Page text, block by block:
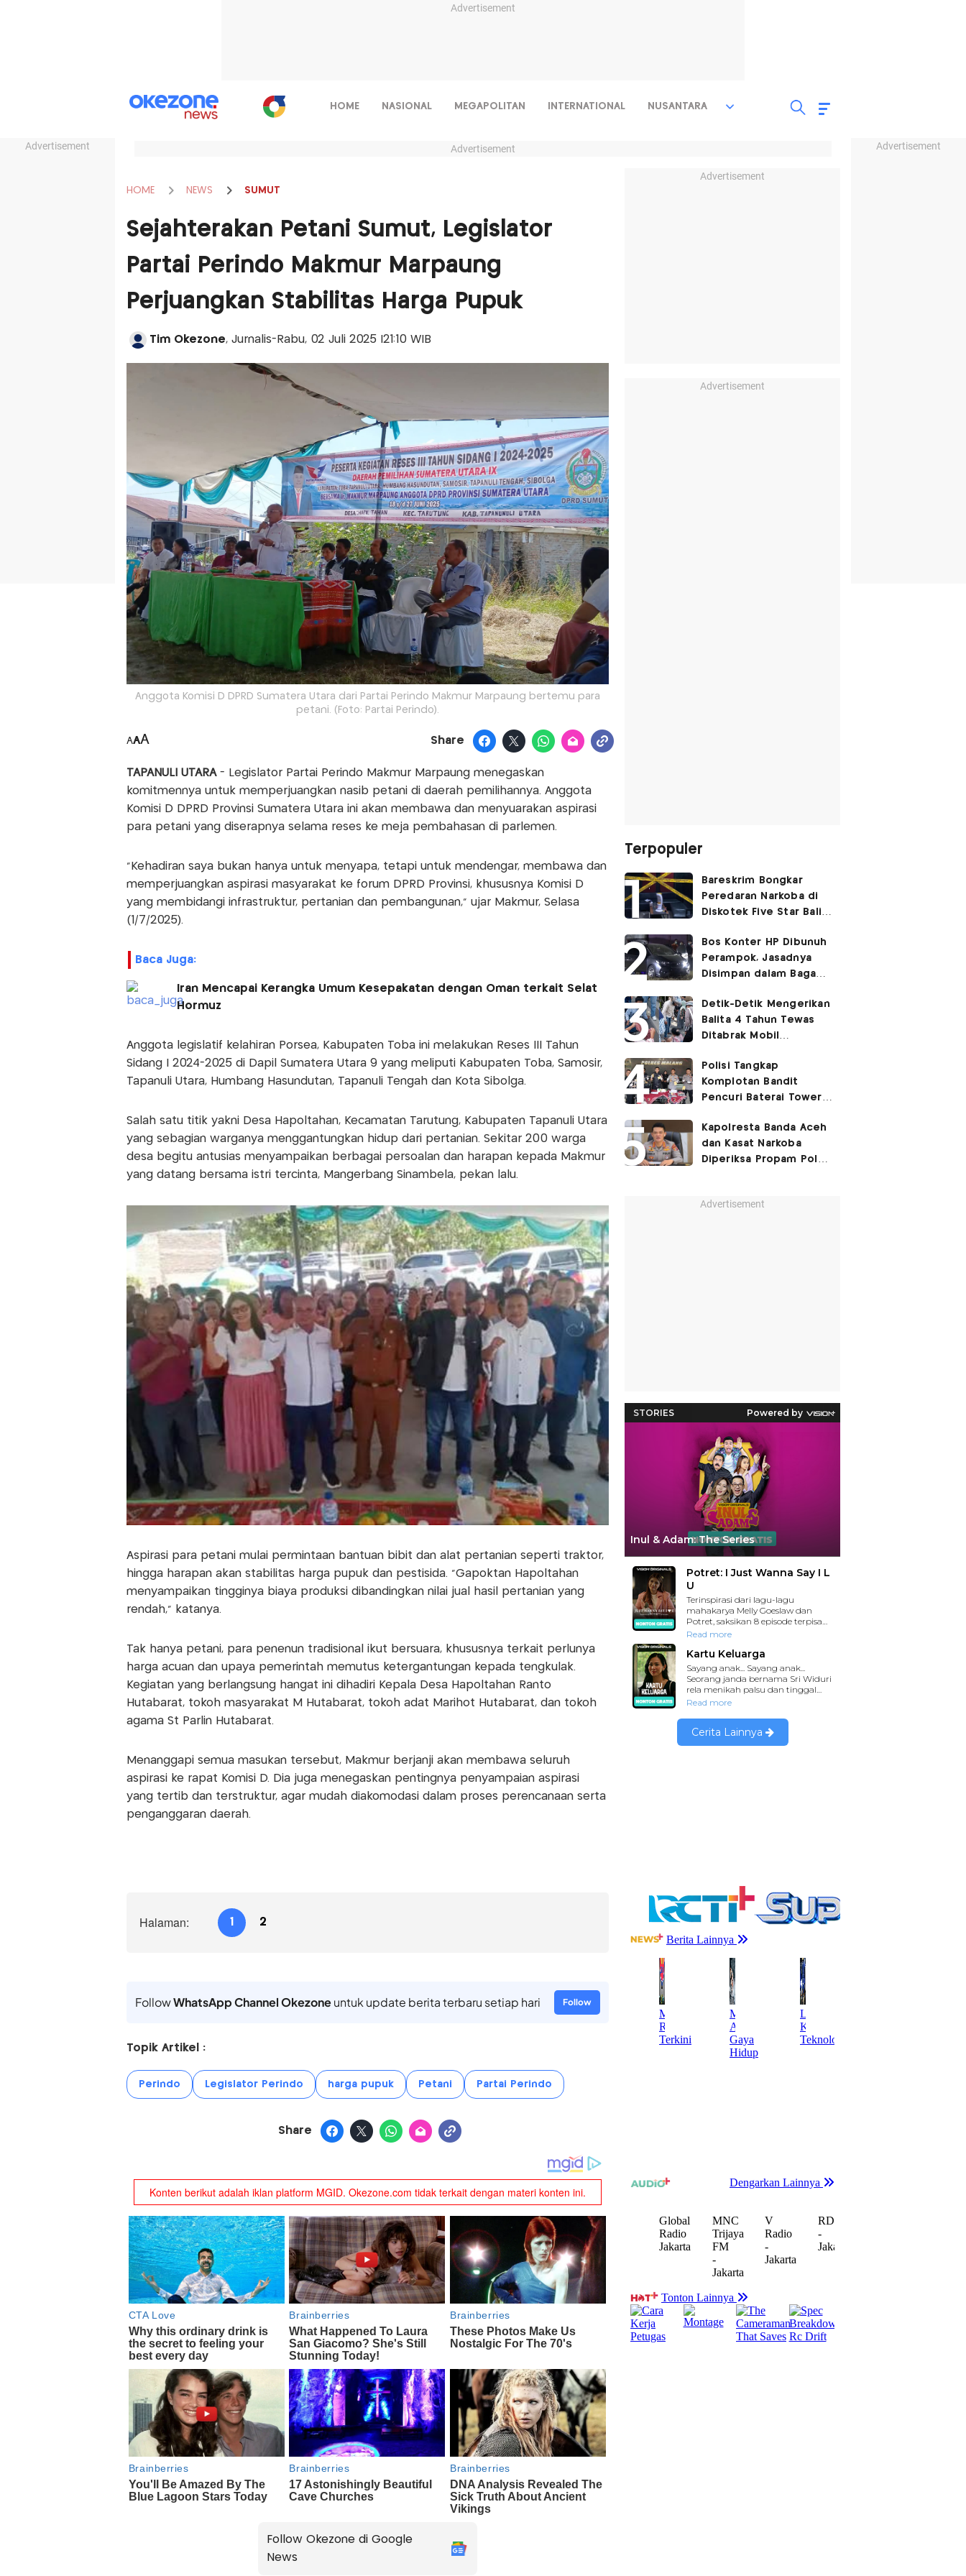
Advertisement
Advertisement Advertisement
HOME NASIONAL MEGAPOLITAN INTERNATIONAL NUSANTARA
Advertisement
HOME NEWS SUMUT
Sejahterakan Petani Sumut, Legislator
Partai Perindo Makmur Marpaung
Perjuangkan Stabilitas Harga Pupuk
Tim Okezone, Jurnalis-Rabu, 02 Juli 2025 |21:10 WIB
Anggota Komisi D DPRD Sumatera Utara dari Partai Perindo Makmur Marpaung bertemu para
petani. (Foto: Partai Perindo).
AAA Share
TAPANULI UTARA - Legislator Partai Perindo Makmur Marpaung menegaskan
komitmennya untuk memperjuangkan nasib petani di daerah pemilihannya. Anggota
Komisi D DPRD Provinsi Sumatera Utara ini akan membawa dan menyuarakan aspirasi
para petani yang diserapnya selama reses ke meja pembahasan di parlemen.
“Kehadiran saya bukan hanya untuk menyapa, tetapi untuk mendengar, membawa dan
memperjuangkan aspirasi masyarakat ke forum DPRD Provinsi, khususnya Komisi D
yang membidangi infrastruktur, pertanian dan pembangunan," ujar Makmur, Selasa
(1/7/2025).
Baca Juga:
Iran Mencapai Kerangka Umum Kesepakatan dengan Oman terkait Selat
Hormuz
Anggota legislatif kelahiran Porsea, Kabupaten Toba ini melakukan Reses III Tahun
Sidang I 2024-2025 di Dapil Sumatera Utara 9 yang meliputi Kabupaten Toba, Samosir,
Tapanuli Utara, Humbang Hasundutan, Tapanuli Tengah dan Kota Sibolga.
Salah satu titik yakni Desa Hapoltahan, Kecamatan Tarutung, Kabupaten Tapanuli Utara
yang sebagian warganya menggantungkan hidup dari pertanian. Sekitar 200 warga
desa begitu antusias menyampaikan berbagai persoalan dan harapan kepada Makmur
yang datang bersama istri tercinta, Mangerbang Sinambela, pekan lalu.
Aspirasi para petani mulai permintaan bantuan bibit dan alat pertanian seperti traktor,
hingga harapan akan stabilitas harga pupuk dan pestisida. "Gapoktan Hapoltahan
menyampaikan tingginya biaya produksi dibandingkan nilai jual hasil pertanian yang
rendah," katanya.
Tak hanya petani, para penenun tradisional ikut bersuara, khususnya terkait perlunya
harga acuan dan upaya pemerintah memutus ketergantungan kepada tengkulak.
Kegiatan yang berlangsung hangat ini dihadiri Kepala Desa Hapoltahan Ranto
Hutabarat, tokoh masyarakat M Hutabarat, tokoh adat Marihot Hutabarat, dan tokoh
agama St Parlin Hutabarat.
Menanggapi semua masukan tersebut, Makmur berjanji akan membawa seluruh
aspirasi ke rapat Komisi D. Dia juga menegaskan pentingnya penyampaian aspirasi
yang tertib dan terstruktur, agar mudah diakomodasi dalam proses perencanaan serta
penganggaran daerah.
Halaman: 1 2
FollowWhatsApp Channel Okezoneuntuk update berita terbaru setiap hari Follow
Topik Artikel :
Perindo Legislator Perindo harga pupuk Petani Partai Perindo
Share
Follow Okezone di Google
News
Advertisement
Advertisement
Terpopuler
Bareskrim Bongkar
Peredaran Narkoba di
Diskotek Five Star Bali,
Bos Konter HP Dibunuh
Perampok, Jasadnya
Disimpan dalam Bagasi
Detik-Detik Mengerikan
Balita 4 Tahun Tewas
Ditabrak Mobil
Polisi Tangkap
Komplotan Bandit
Pencuri Baterai Tower,
Juta
Kapolresta Banda Aceh
dan Kasat Narkoba
Diperiksa Propam Polri,
Advertisement